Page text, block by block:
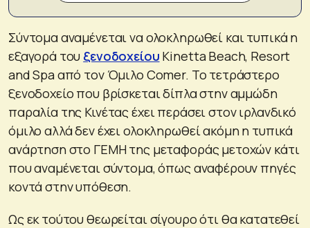
Σύντομα αναμένεται να ολοκληρωθεί και τυπικά η
εξαγορά του ξενοδοχείου Kinetta Beach, Resort
and Spa από τον Όμιλο Comer. Το τετράστερο
ξενοδοχείο που βρίσκεται δίπλα στην αμμώδη
παραλία της Κινέτας έχει περάσει στον ιρλανδικό
όμιλο αλλά δεν έχει ολοκληρωθεί ακόμη η τυπικά
ανάρτηση στο ΓΕΜΗ της μεταφοράς μετοχών κάτι
που αναμένεται σύντομα, όπως αναφέρουν πηγές
κοντά στην υπόθεση.
Ως εκ τούτου θεωρείται σίγουρο ότι θα κατατεθεί